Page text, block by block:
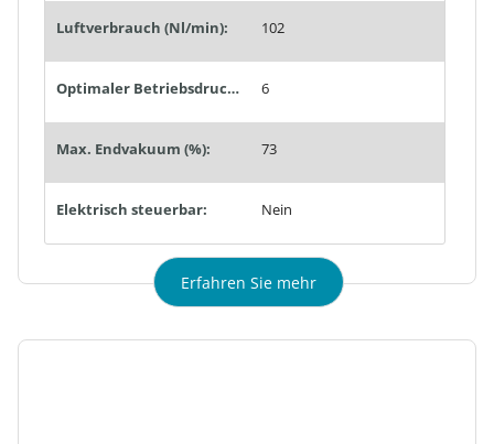
Luftverbrauch (Nl/min): 102
Optimaler Betriebsdruck (bar): 6
Max. Endvakuum (%): 73
Elektrisch steuerbar: Nein
Erfahren Sie mehr